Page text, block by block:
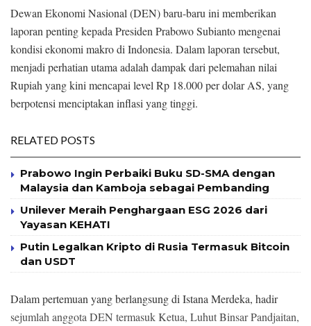
Dewan Ekonomi Nasional (DEN) baru-baru ini memberikan
laporan penting kepada Presiden Prabowo Subianto mengenai
kondisi ekonomi makro di Indonesia. Dalam laporan tersebut,
menjadi perhatian utama adalah dampak dari pelemahan nilai
Rupiah yang kini mencapai level Rp 18.000 per dolar AS, yang
berpotensi menciptakan inflasi yang tinggi.
RELATED POSTS
Prabowo Ingin Perbaiki Buku SD-SMA dengan
Malaysia dan Kamboja sebagai Pembanding
Unilever Meraih Penghargaan ESG 2026 dari
Yayasan KEHATI
Putin Legalkan Kripto di Rusia Termasuk Bitcoin
dan USDT
Dalam pertemuan yang berlangsung di Istana Merdeka, hadir
sejumlah anggota DEN termasuk Ketua, Luhut Binsar Pandjaitan,